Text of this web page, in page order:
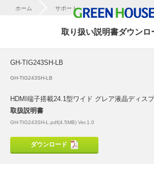
ホーム サポート
取り扱い説明書ダウンロ
GH-TIG243SH-LB
GH-TIG243SH-LB
HDMI端子搭載24.1型ワイド グレア液晶ディス
取扱説明書
GH-TIG243SH-L.pdf(4.5MB) Ver.1.0
ダウンロード